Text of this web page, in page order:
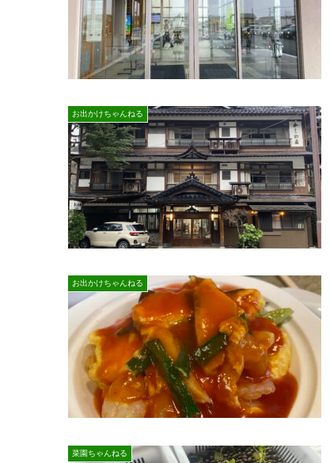
お出かけちゃんねる
お出かけちゃんねる
菜園ちゃんねる